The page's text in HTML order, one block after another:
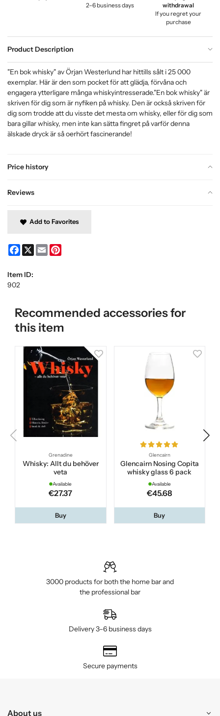
2–6 business days
withdrawal
If you regret your
purchase
Product Description
Price history
Reviews
"En bok whisky" av Örjan Westerlund har hittills sålt i 25 000
exemplar. Här är den som pocket för att glädja, förvåna och
engagera ytterligare många whiskyintresserade."En bok whisky" är
skriven för dig som är nyfiken på whisky. Den är också skriven för
dig som trodde att du visste det mesta om whisky, eller för dig som
bara gillar whisky, men inte kan sätta fingret på varför denna
älskade dryck är så oerhört fascinerande!
Add to Favorites
Facebook
X Email
Item ID:
902
Recommended accessories for
this item
Grenadine
Whisky: Allt du behöver
veta
Available
€27.37
Buy
Glencairn
Glencairn Nosing Copita
whisky glass 6 pack
Available
€45.68
Buy
3000 products for both the home bar and
the professional bar
Delivery 3–6 business days
Secure payments
About us